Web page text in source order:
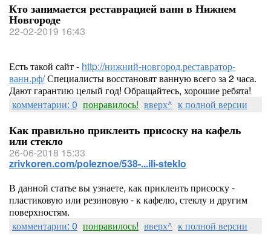
Кто занимается реставрацией ванн в Нижнем
Новгороде
22-02-2019 16:43
Есть такой сайт - http://нижний-новгород.реставратор-
ванн.рф/Специалисты восстановят ванную всего за 2 часа.
Дают гарантию целый год! Обращайтесь, хорошие ребята!
комментарии: 0 понравилось! вверх^ к полной версии
Как правильно приклеить присоску на кафель
или стекло
26-06-2018 15:33
zrivkoren.com/poleznoe/538-...ili-steklo
В данной статье вы узнаете, как приклеить присоску -
пластиковую или резиновую - к кафелю, стеклу и другим
поверхностям.
комментарии: 0 понравилось! вверх^ к полной версии